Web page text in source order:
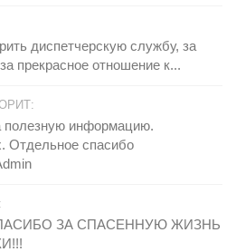
диспетчерскую службу, за
прекрасное отношение к...
полезную информацию.
Отдельное спасибо
ЗА СПАСЕННУЮ ЖИЗНЬ